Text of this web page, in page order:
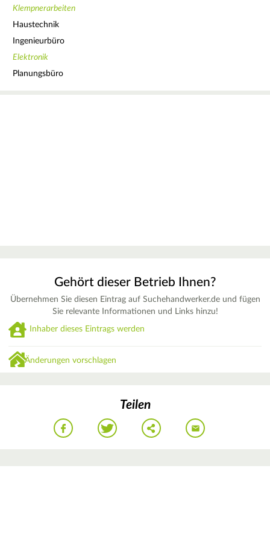
Klempnerarbeiten
Haustechnik
Ingenieurbüro
Elektronik
Planungsbüro
Gehört dieser Betrieb Ihnen?
Übernehmen Sie diesen Eintrag auf Suchehandwerker.de und fügen
Sie relevante Informationen und Links hinzu!
Inhaber dieses Eintrags werden
Änderungen vorschlagen
Teilen